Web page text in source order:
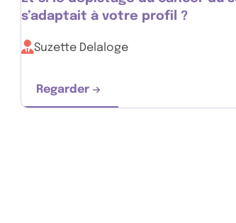
du sein ?
s’adaptait à votre profil ?
Suzette Delaloge
Regarder
Et si le dépistage du cancer